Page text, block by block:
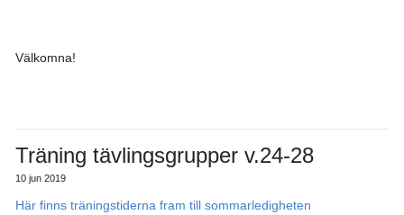
Välkomna!
Träning tävlingsgrupper v.24-28
10 jun 2019
Här finns träningstiderna fram till sommarledigheten